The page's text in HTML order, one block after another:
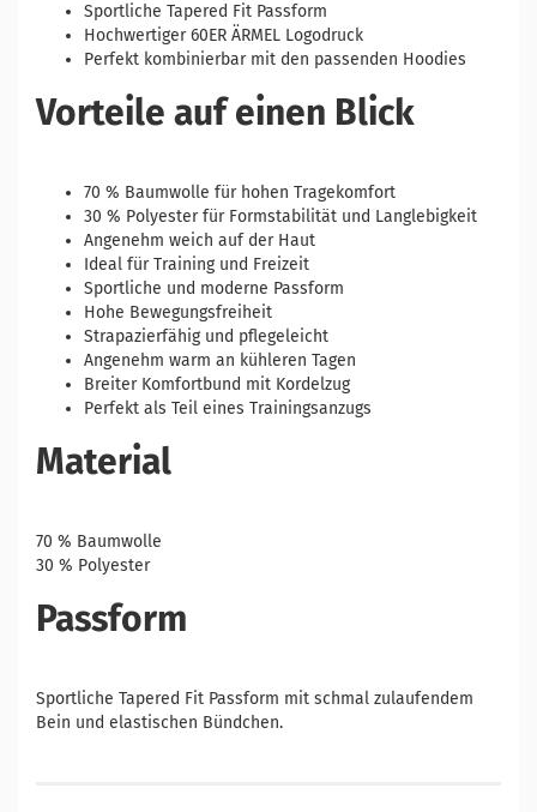
Sportliche Tapered Fit Passform
Hochwertiger 60ER ÄRMEL Logodruck
Perfekt kombinierbar mit den passenden Hoodies
Vorteile auf einen Blick
70 % Baumwolle für hohen Tragekomfort
30 % Polyester für Formstabilität und Langlebigkeit
Angenehm weich auf der Haut
Ideal für Training und Freizeit
Sportliche und moderne Passform
Hohe Bewegungsfreiheit
Strapazierfähig und pflegeleicht
Angenehm warm an kühleren Tagen
Breiter Komfortbund mit Kordelzug
Perfekt als Teil eines Trainingsanzugs
Material
70 % Baumwolle
30 % Polyester
Passform
Sportliche Tapered Fit Passform mit schmal zulaufendem
Bein und elastischen Bündchen.